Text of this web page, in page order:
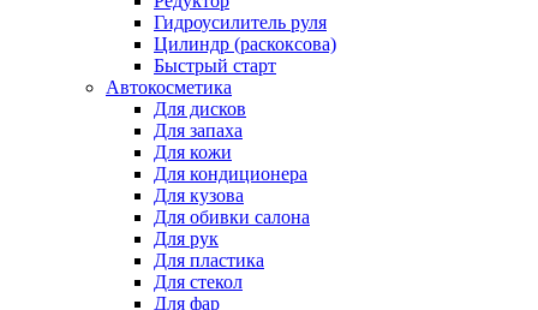
Гидроусилитель руля
Цилиндр (раскоксова)
Быстрый старт
Автокосметика
Для дисков
Для запаха
Для кожи
Для кондиционера
Для кузова
Для обивки салона
Для рук
Для пластика
Для стекол
Для фар